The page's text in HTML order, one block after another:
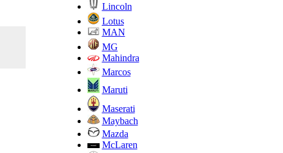
Lincoln
Lotus
MAN
MG
Mahindra
Marcos
Maruti
Maserati
Maybach
Mazda
McLaren